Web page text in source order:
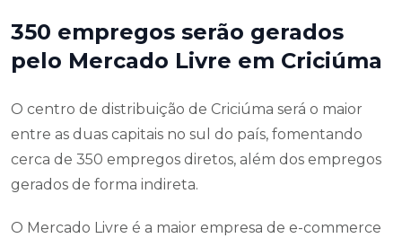
350 empregos serão gerados
pelo Mercado Livre em Criciúma
O centro de distribuição de Criciúma será o maior
entre as duas capitais no sul do país, fomentando
cerca de 350 empregos diretos, além dos empregos
gerados de forma indireta.
O Mercado Livre é a maior empresa de e-commerce